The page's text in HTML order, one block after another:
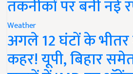
तकनीकों पर बनी नई
Weather
अगले 12 घंटों के भीतर
कहर! यूपी, बिहार